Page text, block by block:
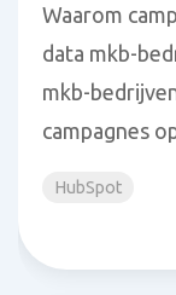
Waarom
data mkb-
mkb-
campagnes
HubSpot